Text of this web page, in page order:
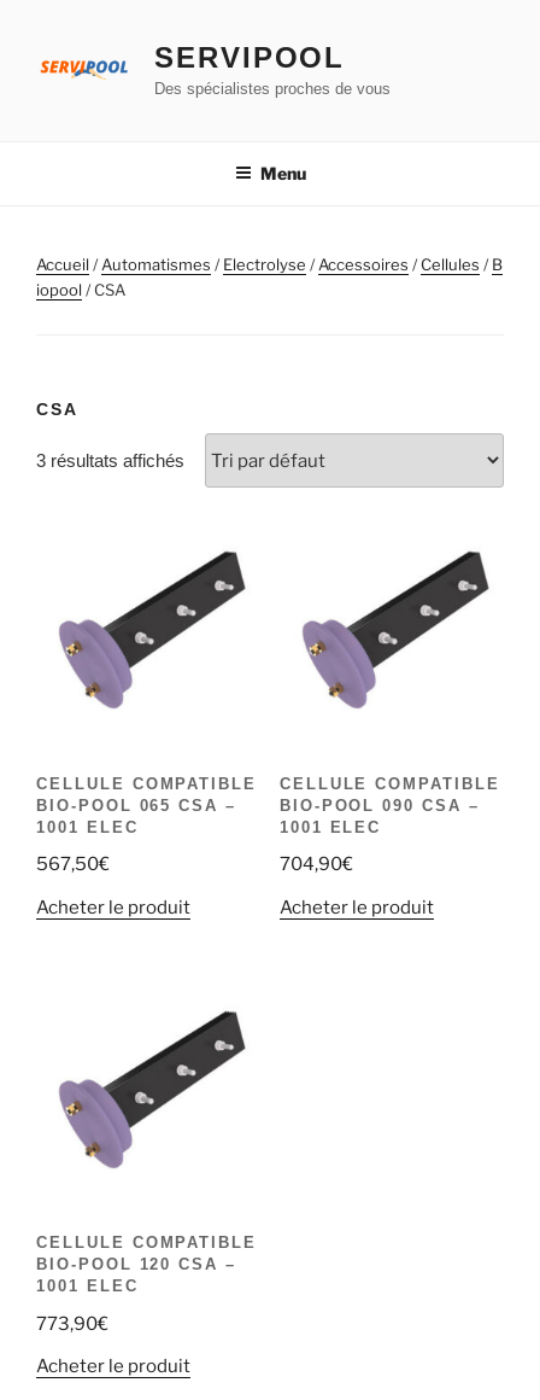
contenu
SERVIPOOL
Des spécialistes proches de vous
Menu
Accueil/Automatismes /Electrolyse /Accessoires /Cellules /B
iopool/ CSA
CSA
3 résultats affichés
CELLULE COMPATIBLE
BIO-POOL 065 CSA –
1001 ELEC
567,50€
Acheter le produit
CELLULE COMPATIBLE
BIO-POOL 090 CSA –
1001 ELEC
704,90€
Acheter le produit
CELLULE COMPATIBLE
BIO-POOL 120 CSA –
1001 ELEC
773,90€
Acheter le produit